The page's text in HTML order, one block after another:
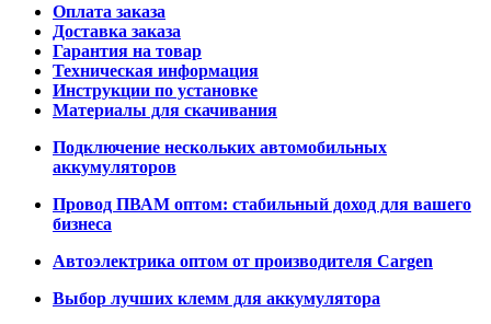
Оплата заказа
Доставка заказа
Гарантия на товар
Техническая информация
Инструкции по установке
Материалы для скачивания
Подключение нескольких автомобильных
аккумуляторов
Провод ПВАМ оптом: стабильный доход для вашего
бизнеса
Автоэлектрика оптом от производителя Cargen
Выбор лучших клемм для аккумулятора